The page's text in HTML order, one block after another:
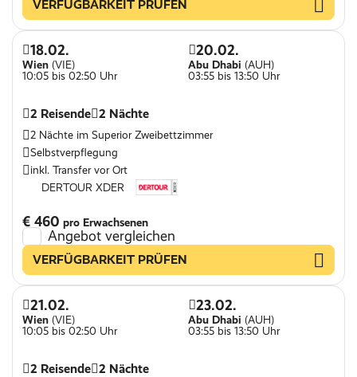
VERFÜGBARKEIT PRÜFEN
18.02.
Wien (VIE)
10:05 bis 02:50 Uhr
20.02.
Abu Dhabi (AUH)
03:55 bis 13:50 Uhr
2 Reisende 2 Nächte
2 Nächte im Superior Zweibettzimmer
Selbstverpflegung
inkl. Transfer vor Ort
DERTOUR XDER
€ 460 pro Erwachsenen
Angebot vergleichen
VERFÜGBARKEIT PRÜFEN
21.02.
Wien (VIE)
10:05 bis 02:50 Uhr
23.02.
Abu Dhabi (AUH)
03:55 bis 13:50 Uhr
2 Reisende 2 Nächte